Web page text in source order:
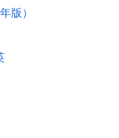
版）